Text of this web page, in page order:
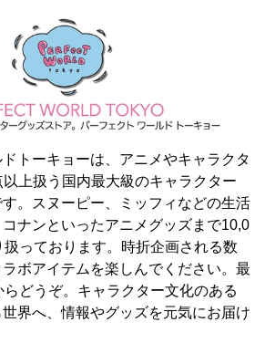
トーキョーは、アニメやキャラクタ
上扱う国内最大級のキャラクター
。スヌーピー、ミッフィなどの生活
ナンといったアニメグッズまで10,0
っております。時折企画される数
ボアイテムを楽しんでください。最
どうぞ。キャラクター文化のある
界へ、情報やグッズを元気にお届け